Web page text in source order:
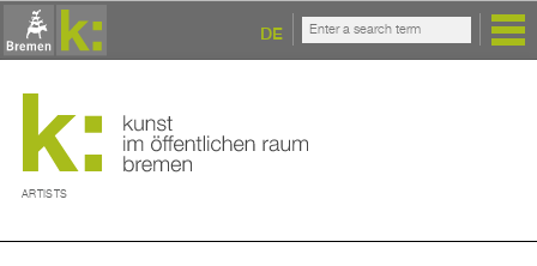
DE
ARTISTS